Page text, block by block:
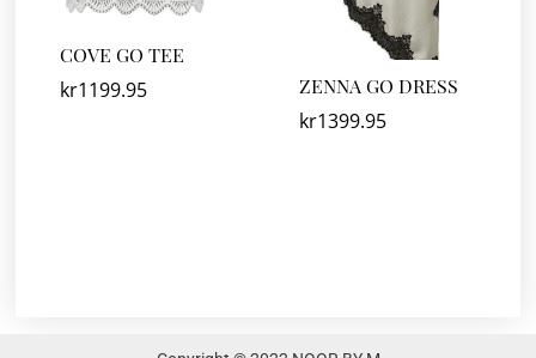
COVE GO TEE
kr1199.95 ZENNA GO DRESS
kr1399.95